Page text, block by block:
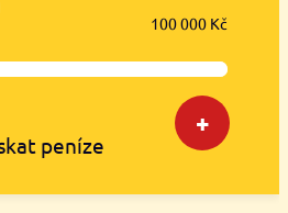
+
100 000 Kč
peníze